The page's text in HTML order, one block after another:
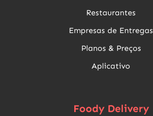
Restaurantes
Empresas de Entregas
Planos & Preços
Aplicativo
Foody Delivery